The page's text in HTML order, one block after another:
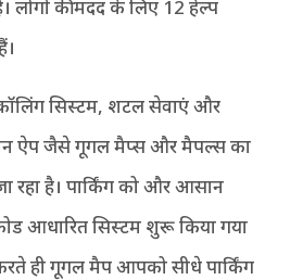
लोगों की मदद के लिए 12 हेल्प
सिस्टम, शटल सेवाएं और
ऐप जैसे गूगल मैप्स और मैपल्स का
रहा है। पार्किंग को और आसान
आधारित सिस्टम शुरू किया गया
ही गूगल मैप आपको सीधे पार्किंग